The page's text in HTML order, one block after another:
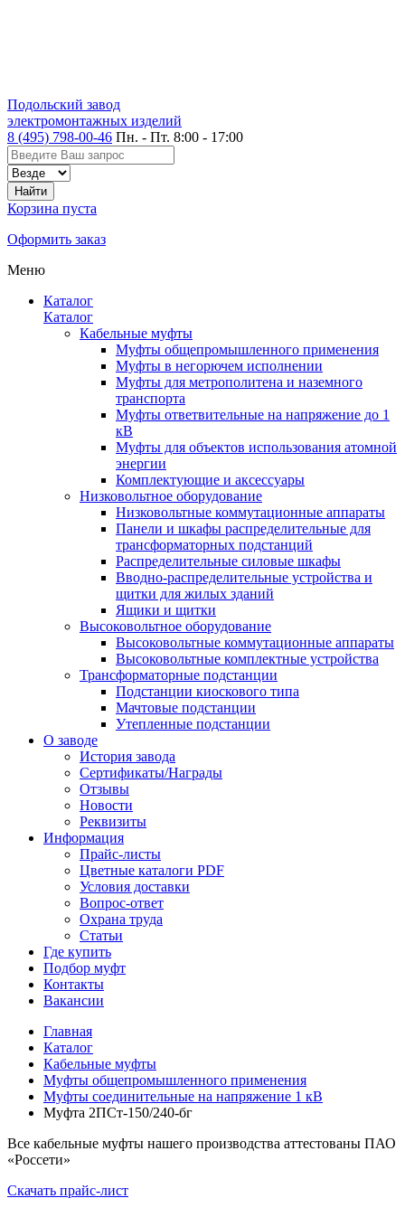
Подольский завод
электромонтажных изделий
8 (495) 798-00-46 Пн. - Пт. 8:00 - 17:00
Корзина пуста
Оформить заказ
Меню
Каталог
Каталог
Кабельные муфты
Муфты общепромышленного применения
Муфты в негорючем исполнении
Муфты для метрополитена и наземного
транспорта
Муфты ответвительные на напряжение до 1
кВ
Муфты для объектов использования атомной
энергии
Комплектующие и аксессуары
Низковольтное оборудование
Низковольтные коммутационные аппараты
Панели и шкафы распределительные для
трансформаторных подстанций
Распределительные силовые шкафы
Вводно-распределительные устройства и
щитки для жилых зданий
Ящики и щитки
Высоковольтное оборудование
Высоковольтные коммутационные аппараты
Высоковольтные комплектные устройства
Трансформаторные подстанции
Подстанции киоскового типа
Мачтовые подстанции
Утепленные подстанции
О заводе
История завода
Сертификаты/Награды
Отзывы
Новости
Реквизиты
Информация
Прайс-листы
Цветные каталоги PDF
Условия доставки
Вопрос-ответ
Охрана труда
Статьи
Где купить
Подбор муфт
Контакты
Вакансии
Главная
Каталог
Кабельные муфты
Муфты общепромышленного применения
Муфты соединительные на напряжение 1 кВ
Муфта 2ПСт-150/240-бг
Все кабельные муфты нашего производства аттестованы ПАО
«Россети»
Скачать прайс-лист